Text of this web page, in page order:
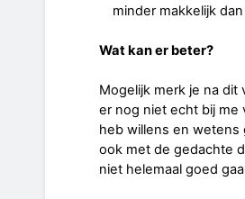
minder makkelijk
Wat kan er beter?
Mogelijk merk je na dit
er nog niet echt bij me
heb willens en wetens
ook met de gedachte
niet helemaal goed